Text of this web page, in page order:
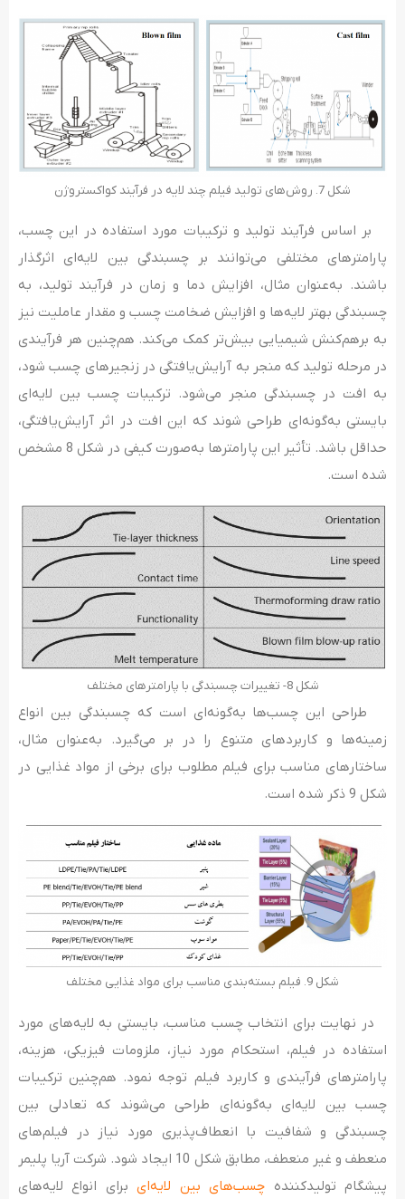
شکل 7. روش‌های تولید فیلم چند لایه در فرآیند کواکستروژن
بر اساس فرآیند تولید و ترکیبات مورد استفاده در این چسب،
پارامترهای مختلفی می‌توانند بر چسبندگی بین لایه‌ای اثرگذار
باشند. به‌عنوان مثال، افزایش دما و زمان در فرآیند تولید، به
چسبندگی بهتر لایه‌ها و افزایش ضخامت چسب و مقدار عاملیت نیز
به برهم‌کنش شیمیایی بیش‌تر کمک می‌کند. هم‌چنین هر فرآیندی
در مرحله تولید که منجر به آرایش‌یافتگی در زنجیرهای چسب شود،
به افت در چسبندگی منجر می‌شود. ترکیبات چسب بین لایه‌ای
بایستی به‌گونه‌ای طراحی شوند که این افت در اثر آرایش‌یافتگی،
حداقل باشد. تأثیر این پارامترها به‌صورت کیفی در شکل 8 مشخص
شده است.
شکل 8- تغییرات چسبندگی با پارامترهای مختلف
طراحی این چسب‌ها به‌گونه‌ای است که چسبندگی بین انواع
زمینه‌ها و کاربردهای متنوع را در بر می‌گیرد. به‌عنوان مثال،
ساختارهای مناسب برای فیلم مطلوب برای برخی از مواد غذایی در
شکل 9 ذکر شده است.
شکل 9. فیلم بسته‌بندی مناسب برای مواد غذایی مختلف
در نهایت برای انتخاب چسب مناسب، بایستی به لایه‌های مورد
استفاده در فیلم، استحکام مورد نیاز، ملزومات فیزیکی، هزینه،
پارامترهای فرآیندی و کاربرد فیلم توجه نمود. هم‌چنین ترکیبات
چسب بین لایه‌ای به‌گونه‌ای طراحی می‌شوند که تعادلی بین
چسبندگی و شفافیت با انعطاف‌پذیری مورد نیاز در فیلم‌های
منعطف و غیر منعطف، مطابق شکل 10 ایجاد شود. شرکت آریا پلیمر
پیشگام تولیدکننده چسب‌های بین لایه‌ایبرای انواع لایه‌های